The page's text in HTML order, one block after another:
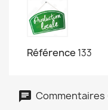
Référence 133
Commentaires